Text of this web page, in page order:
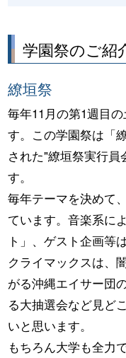
学園祭のご紹
繚垣祭
毎年11月の第1週目
す。この学園祭は「
された"繚垣祭実行員
す。
毎年テーマを決めて
ています。音楽系に
ト」、ゲスト企画等
クライマックスは、
がる沖縄エイサー団
る大抽選会など見ど
いと思います。
もちろん大学も全力